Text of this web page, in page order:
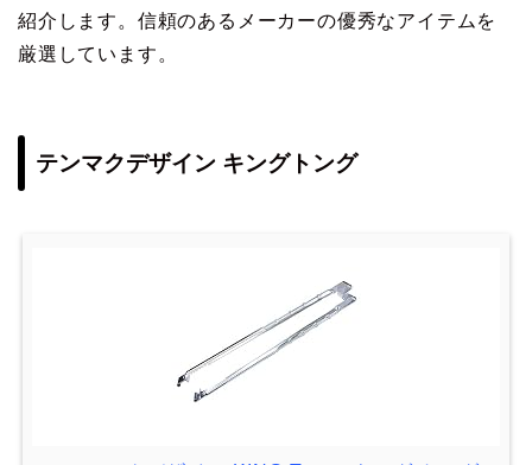
紹介します。信頼のあるメーカーの優秀なアイテムを
厳選しています。
テンマクデザイン キングトング